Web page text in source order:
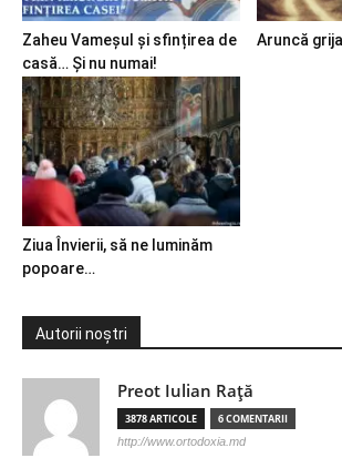
Zaheu Vameșul și sfințirea de
casă… Și nu numai!
Aruncă
Ziua Învierii, să ne luminăm
popoare…
Autorii noștri
Preot Iulian Raţă
3878 ARTICOLE 6 COMENTARII
http://www.ortodoxia.md